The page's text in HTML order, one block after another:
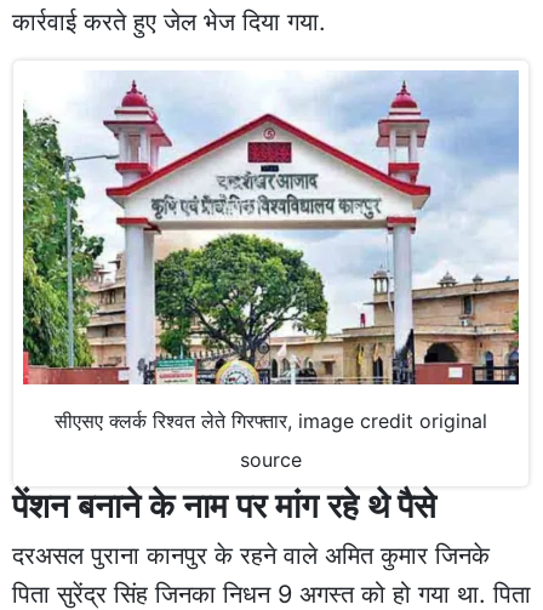
कार्रवाई करते हुए जेल भेज दिया गया.
सीएसए क्लर्क रिश्वत लेते गिरफ्तार, image credit original
source
पेंशन बनाने के नाम पर मांग रहे थे पैसे
दरअसल पुराना कानपुर के रहने वाले अमित कुमार जिनके
पिता सुरेंद्र सिंह जिनका निधन 9 अगस्त को हो गया था. पिता